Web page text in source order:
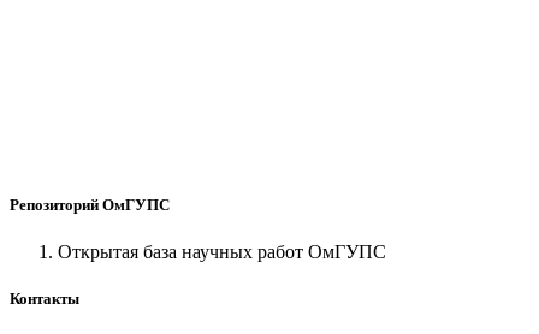
Репозиторий ОмГУПС
Открытая база научных работ ОмГУПС
Контакты